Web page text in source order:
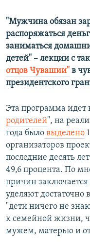
Все сайты РСЕ/РС
"Мужчина обязан
распоряжаться
заниматься
детей" – лекции с
отцов Чувашии" в
президентского
Эта программа идет
родителей", на
года было выделено
организаторов
последние десять
49,6 процента. По
причин
уделяют
"дети ничего не
к семейной жизни,
мужем, матерью и